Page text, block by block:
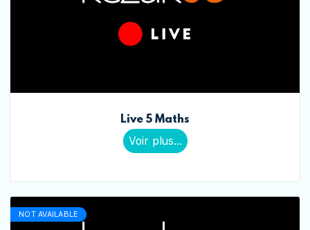
Live 5 Maths
Voir plus...
NOT AVAILABLE